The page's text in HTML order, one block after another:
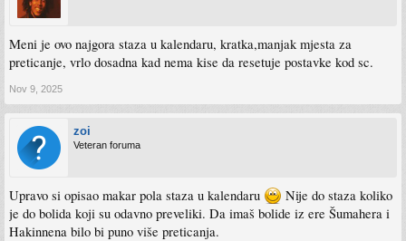
Meni je ovo najgora staza u kalendaru, kratka,manjak mjesta za
preticanje, vrlo dosadna kad nema kise da resetuje postavke kod sc.
Nov 9, 2025
zoi
Veteran foruma
Upravo si opisao makar pola staza u kalendaru
Nije do staza koliko
je do bolida koji su odavno preveliki. Da imaš bolide iz ere Šumahera i
Hakinnena bilo bi puno više preticanja.